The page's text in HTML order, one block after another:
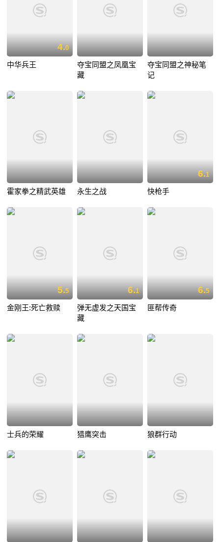
4.0
中华兵王
夺宝同盟之凤凰宝
藏
夺宝同盟之神秘笔
记
霍家拳之精武英雄 永生之战
6.1
快枪手
5.5
金刚王:死亡救赎
6.1
弹无虚发之天国宝
藏
6.5
匪帮传奇
士兵的荣耀 猎鹰突击 狼群行动